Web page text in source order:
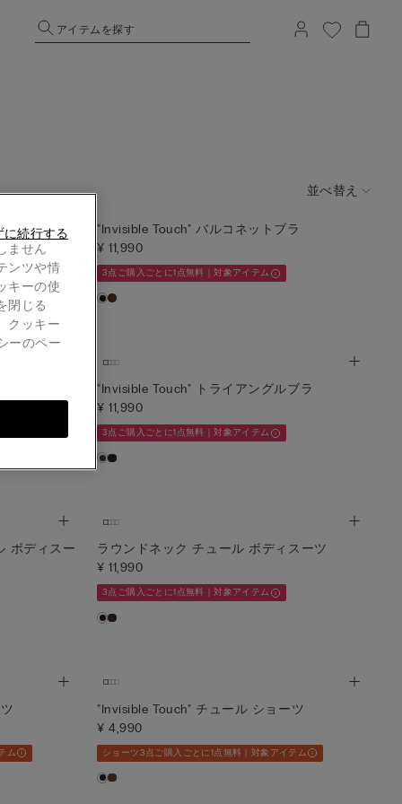
アイテムを探す
並べ替え
ラ
"Invisible Touch" バルコネットブラ
¥ 11,990
3点ご購入ごとに1点無料｜対象アイテム
"Invisible Touch" トライアングルブラ
¥ 11,990
3点ご購入ごとに1点無料｜対象アイテム
ボディスー
ラウンドネック チュール ボディスーツ
¥ 11,990
3点ご購入ごとに1点無料｜対象アイテム
ム
"Invisible Touch" チュール ショーツ
¥ 4,990
ショーツ3点ご購入ごとに1点無料｜対象アイテム
ません
ンツや情
キーの使
閉じる
クッキー
ーのペー
に続行する